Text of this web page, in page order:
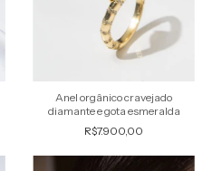
Anel orgânico cravejado
diamante e gota esmeralda
R$7.900,00